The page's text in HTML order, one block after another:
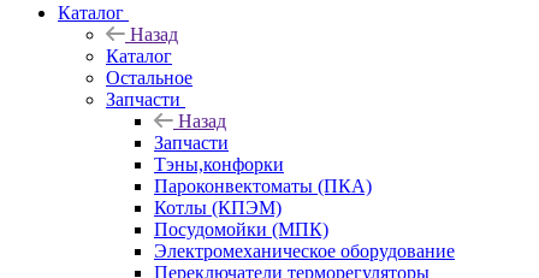
Каталог
Назад
Каталог
Остальное
Запчасти
Назад
Запчасти
Тэны,конфорки
Пароконвектоматы (ПКА)
Котлы (КПЭМ)
Посудомойки (МПК)
Электромеханическое оборудование
Переключатели терморегуляторы